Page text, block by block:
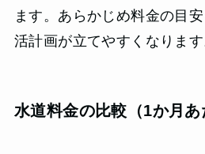
ます。あらかじめ料金の目
活計画が立てやすくなります
水道料金の比較（1か月あ